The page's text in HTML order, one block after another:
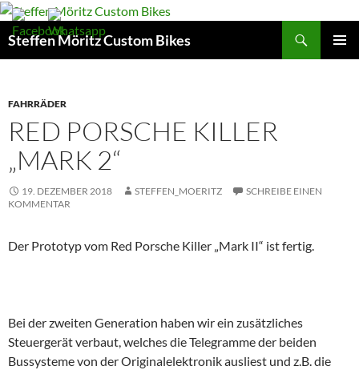
Steffen Möritz Custom Bikes
Suchen
FAHRRÄDER
RED PORSCHE KILLER
„MARK 2“
19. DEZEMBER 2018 STEFFEN_MOERITZ
SCHREIBE EINEN
KOMMENTAR
Der Prototyp vom Red Porsche Killer „Mark II“ ist fertig.
Bei der zweiten Generation haben wir ein zusätzliches
Steuergerät verbaut, welches die Telegramme der beiden
Bussysteme von der Originalelektronik ausliest und z.B. die